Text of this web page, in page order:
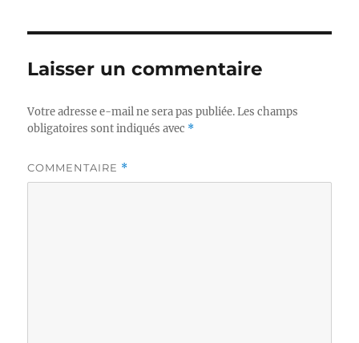
Laisser un commentaire
Votre adresse e-mail ne sera pas publiée. Les champs
obligatoires sont indiqués avec *
COMMENTAIRE *